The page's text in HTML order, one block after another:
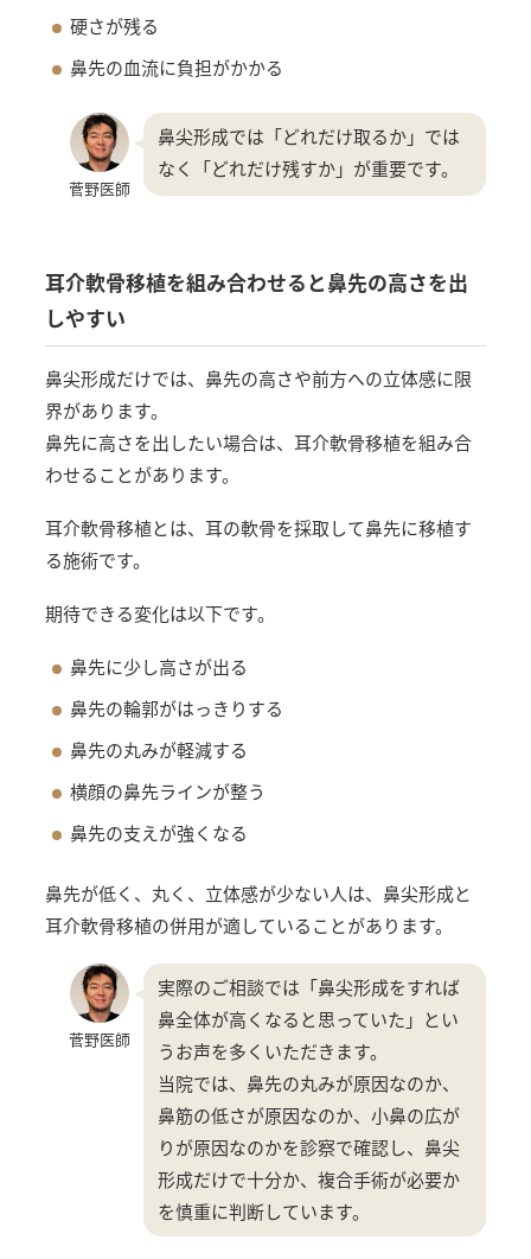
硬さが残る
鼻先の血流に負担がかかる
菅野医師
鼻尖形成では「どれだけ取るか」では
なく「どれだけ残すか」が重要です。
耳介軟骨移植を組み合わせると鼻先の高さを出
しやすい
鼻尖形成だけでは、鼻先の高さや前方への立体感に限
界があります。
鼻先に高さを出したい場合は、耳介軟骨移植を組み合
わせることがあります。
耳介軟骨移植とは、耳の軟骨を採取して鼻先に移植す
る施術です。
期待できる変化は以下です。
鼻先に少し高さが出る
鼻先の輪郭がはっきりする
鼻先の丸みが軽減する
横顔の鼻先ラインが整う
鼻先の支えが強くなる
鼻先が低く、丸く、立体感が少ない人は、鼻尖形成と
耳介軟骨移植の併用が適していることがあります。
菅野医師
実際のご相談では「鼻尖形成をすれば
鼻全体が高くなると思っていた」とい
うお声を多くいただきます。
当院では、鼻先の丸みが原因なのか、
鼻筋の低さが原因なのか、小鼻の広が
りが原因なのかを診察で確認し、鼻尖
形成だけで十分か、複合手術が必要か
を慎重に判断しています。